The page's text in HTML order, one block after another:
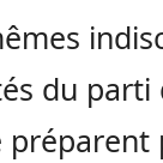
du parti
préparent